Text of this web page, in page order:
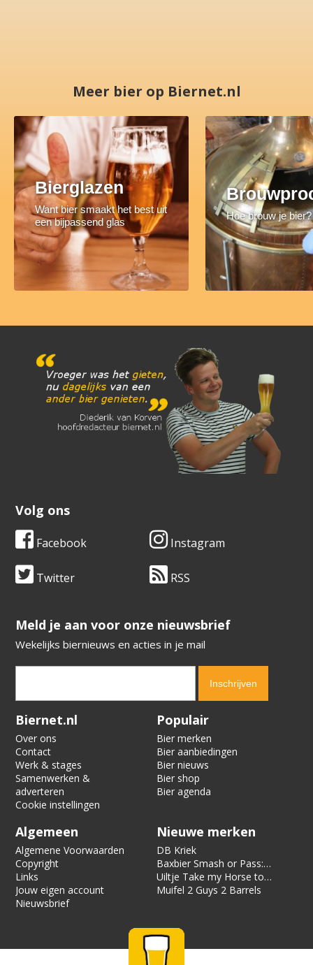
Meer bier op Biernet.nl
Bierglazen
Want bier smaakt het best uit
een bijpassend glas
Hoe brouw je bier?
Volg ons
Facebook Instagram
Twitter RSS
​​​​​​​Meld je aan voor onze nieuwsbrief
Wekelijks biernieuws en acties in je mail
Verification code:
Biernet.nl
Over ons
Contact
Werk & stages
Samenwerken &
adverteren
Cookie instellingen
Populair
Bier merken
Bier aanbiedingen
Bier nieuws
Bier shop
Bier agenda
Algemeen
Algemene Voorwaarden
Copyright
Links
Jouw eigen account
Nieuwsbrief
Nieuwe merken
DB Kriek
Baxbier Smash or Pass:
Strata
Uiltje Take my Horse to
the Hotel Room
Muifel 2 Guys 2 Barrels